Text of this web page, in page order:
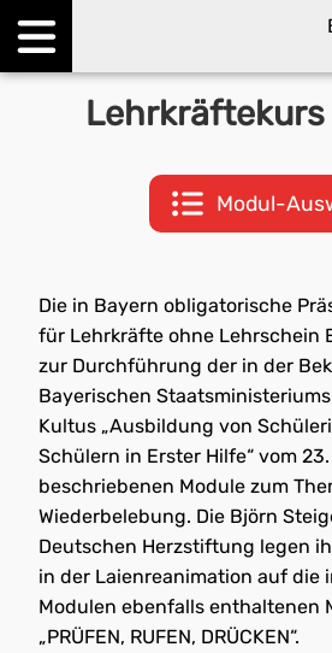
Menü öffnen
Modul-
Die in Bayern obligatorische
für Lehrkräfte ohne Lehrschein
zur Durchführung der in der
Bayerischen
Kultus „Ausbildung von
Schülern in Erster Hilfe“ vom
beschriebenen Module zum
Wiederbelebung. Die Björn
Deutschen Herzstiftung legen
in der Laienreanimation auf die
Modulen ebenfalls enthaltenen
„PRÜFEN, RUFEN, DRÜCKEN“.